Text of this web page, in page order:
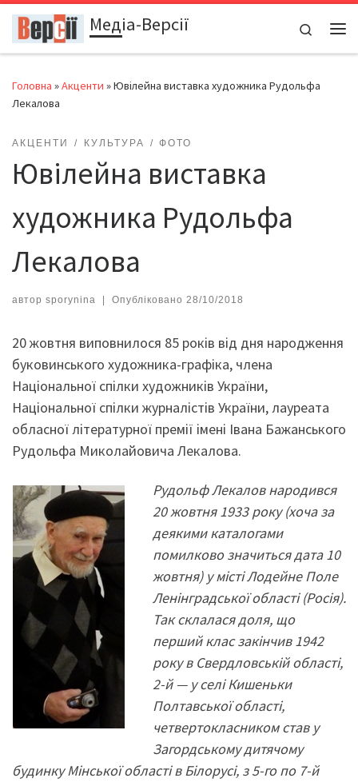
Перейти до вмістуМедіа-Версії
Search
Головна »Акценти »Ювілейна виставка художника Рудольфа
Лекалова
АКЦЕНТИ КУЛЬТУРА ФОТО
Ювілейна виставка
художника Рудольфа
Лекалова
автор sporynina | Опубліковано 28/10/2018
20 жовтня виповнилося 85 років від дня народження
буковинського художника-графіка, члена
Національної спілки художників України,
Національної спілки журналістів України, лауреата
обласної літературної премії імені Івана Бажанського
Рудольфа Миколайовича Лекалова.
Рудольф Лекалов народився
20 жовтня 1933 року (хоча за
деякими каталогами
помилково значиться дата 10
жовтня) у місті Лодейне Поле
Ленінградської області (Росія).
Так склалася доля, що
перший клас закінчив 1942
року в Свердловській області,
2-й — у селі Кишеньки
Полтавської області,
четвертокласником став у
Загордському дитячому
будинку Мінської області в Білорусі, з 5-го по 7-й